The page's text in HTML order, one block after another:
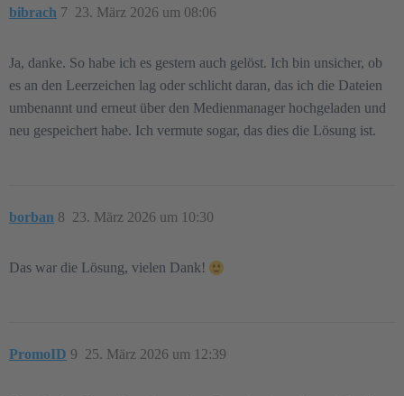
bibrach 23. März 2026 um 08:06
7
Ja, danke. So habe ich es gestern auch gelöst. Ich bin unsicher, ob
es an den Leerzeichen lag oder schlicht daran, das ich die Dateien
umbenannt und erneut über den Medienmanager hochgeladen und
neu gespeichert habe. Ich vermute sogar, das dies die Lösung ist.
borban 23. März 2026 um 10:30
8
Das war die Lösung, vielen Dank!
PromoID 25. März 2026 um 12:39
9